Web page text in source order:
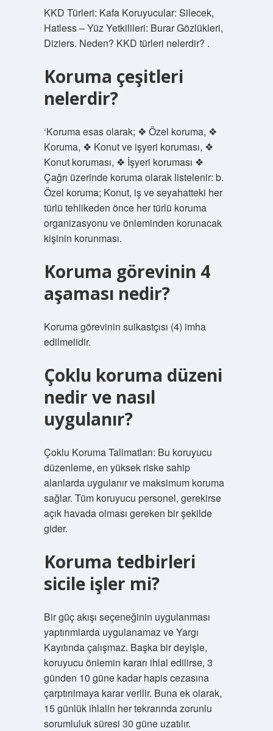
KKD Türleri: Kafa Koruyucular: Silecek,
Hatless – Yüz Yetkilileri: Burar Gözlükleri,
Diziers. Neden? KKD türleri nelerdir? .
Koruma çeşitleri
nelerdir?
‘Koruma esas olarak; ❖ Özel koruma, ❖
Koruma, ❖ Konut ve işyeri koruması, ❖
Konut koruması, ❖ İşyeri koruması ❖
Çağrı üzerinde koruma olarak listelenir: b.
Özel koruma; Konut, iş ve seyahatteki her
türlü tehlikeden önce her türlü koruma
organizasyonu ve önleminden korunacak
kişinin korunması.
Koruma görevinin 4
aşaması nedir?
Koruma görevinin suikastçısı (4) imha
edilmelidir.
Çoklu koruma düzeni
nedir ve nasıl
uygulanır?
Çoklu Koruma Talimatları: Bu koruyucu
düzenleme, en yüksek riske sahip
alanlarda uygulanır ve maksimum koruma
sağlar. Tüm koruyucu personel, gerekirse
açık havada olması gereken bir şekilde
gider.
Koruma tedbirleri
sicile işler mi?
Bir güç akışı seçeneğinin uygulanması
yaptırımlarda uygulanamaz ve Yargı
Kayıtında çalışmaz. Başka bir deyişle,
koruyucu önlemin kararı ihlal edilirse, 3
günden 10 güne kadar hapis cezasına
çarptırılmaya karar verilir. Buna ek olarak,
15 günlük ihlalin her tekrarında zorunlu
sorumluluk süresi 30 güne uzatılır.